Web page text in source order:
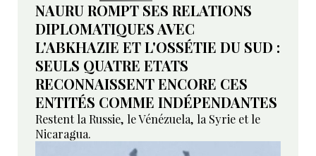
NAURU ROMPT SES RELATIONS
DIPLOMATIQUES AVEC
L'ABKHAZIE ET L'OSSÉTIE DU SUD :
SEULS QUATRE ETATS
RECONNAISSENT ENCORE CES
ENTITÉS COMME INDÉPENDANTES
Restent la Russie, le Vénézuela, la Syrie et le
Nicaragua.